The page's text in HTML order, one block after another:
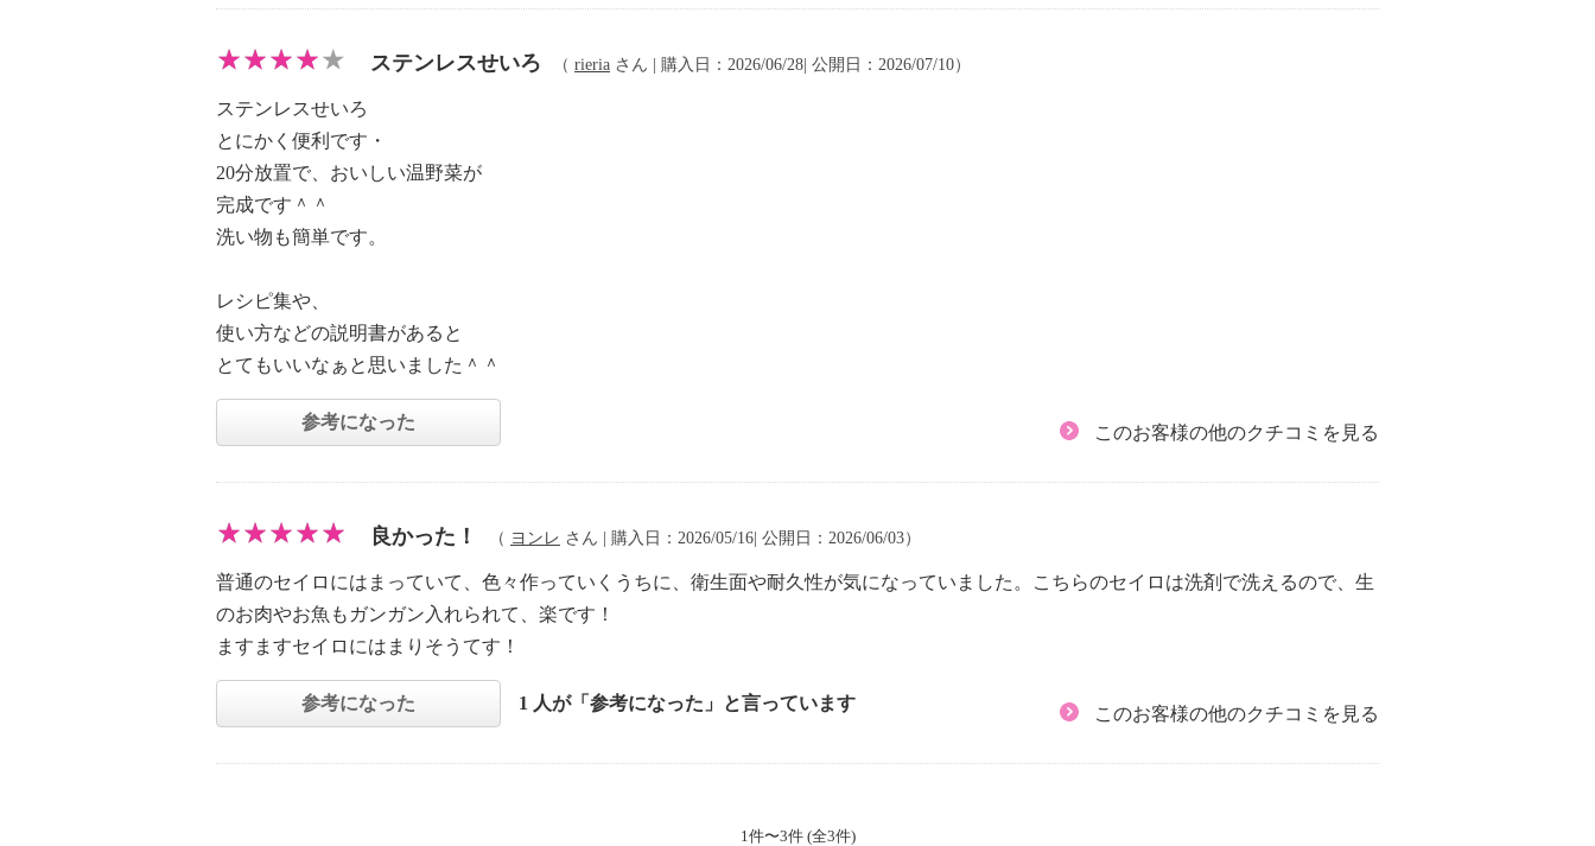
ステンレスせいろ （ rieria さん | 購入日：2026/06/28| 公開日：2026/07/10）
ステンレスせいろ
とにかく便利です・
20分放置で、おいしい温野菜が
完成です＾＾
洗い物も簡単です。
レシピ集や、
使い方などの説明書があると
とてもいいなぁと思いました＾＾
参考になった
このお客様の他のクチコミを見る
良かった！ （ ヨンレ さん | 購入日：2026/05/16| 公開日：2026/06/03）
普通のセイロにはまっていて、色々作っていくうちに、衛生面や耐久性が気になっていました。こちらのセイロは洗剤で洗えるので、生
のお肉やお魚もガンガン入れられて、楽です！
ますますセイロにはまりそうてす！
参考になった 1 人が「参考になった」と言っています
このお客様の他のクチコミを見る
1件〜3件 (全3件)